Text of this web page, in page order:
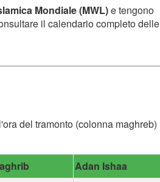
Mondiale (MWL)e tengono
il calendario completo delle
del tramonto (colonna maghreb)
Adan Ishaa